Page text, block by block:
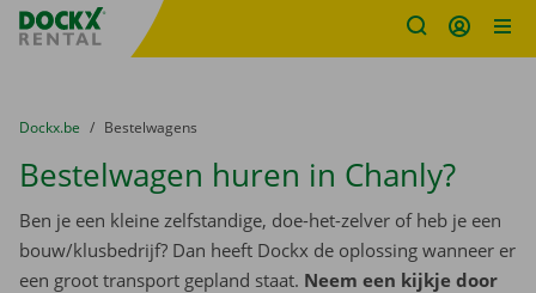
Fratello DEMO
U bevindt zich hier:
van
Dockx.be naar
Bestelwagens
Bestelwagen huren in Chanly?
Ben je een kleine zelfstandige, doe-het-zelver of heb je een
bouw/klusbedrijf? Dan heeft Dockx de oplossing wanneer er
een groot transport gepland staat. Neem een kijkje door